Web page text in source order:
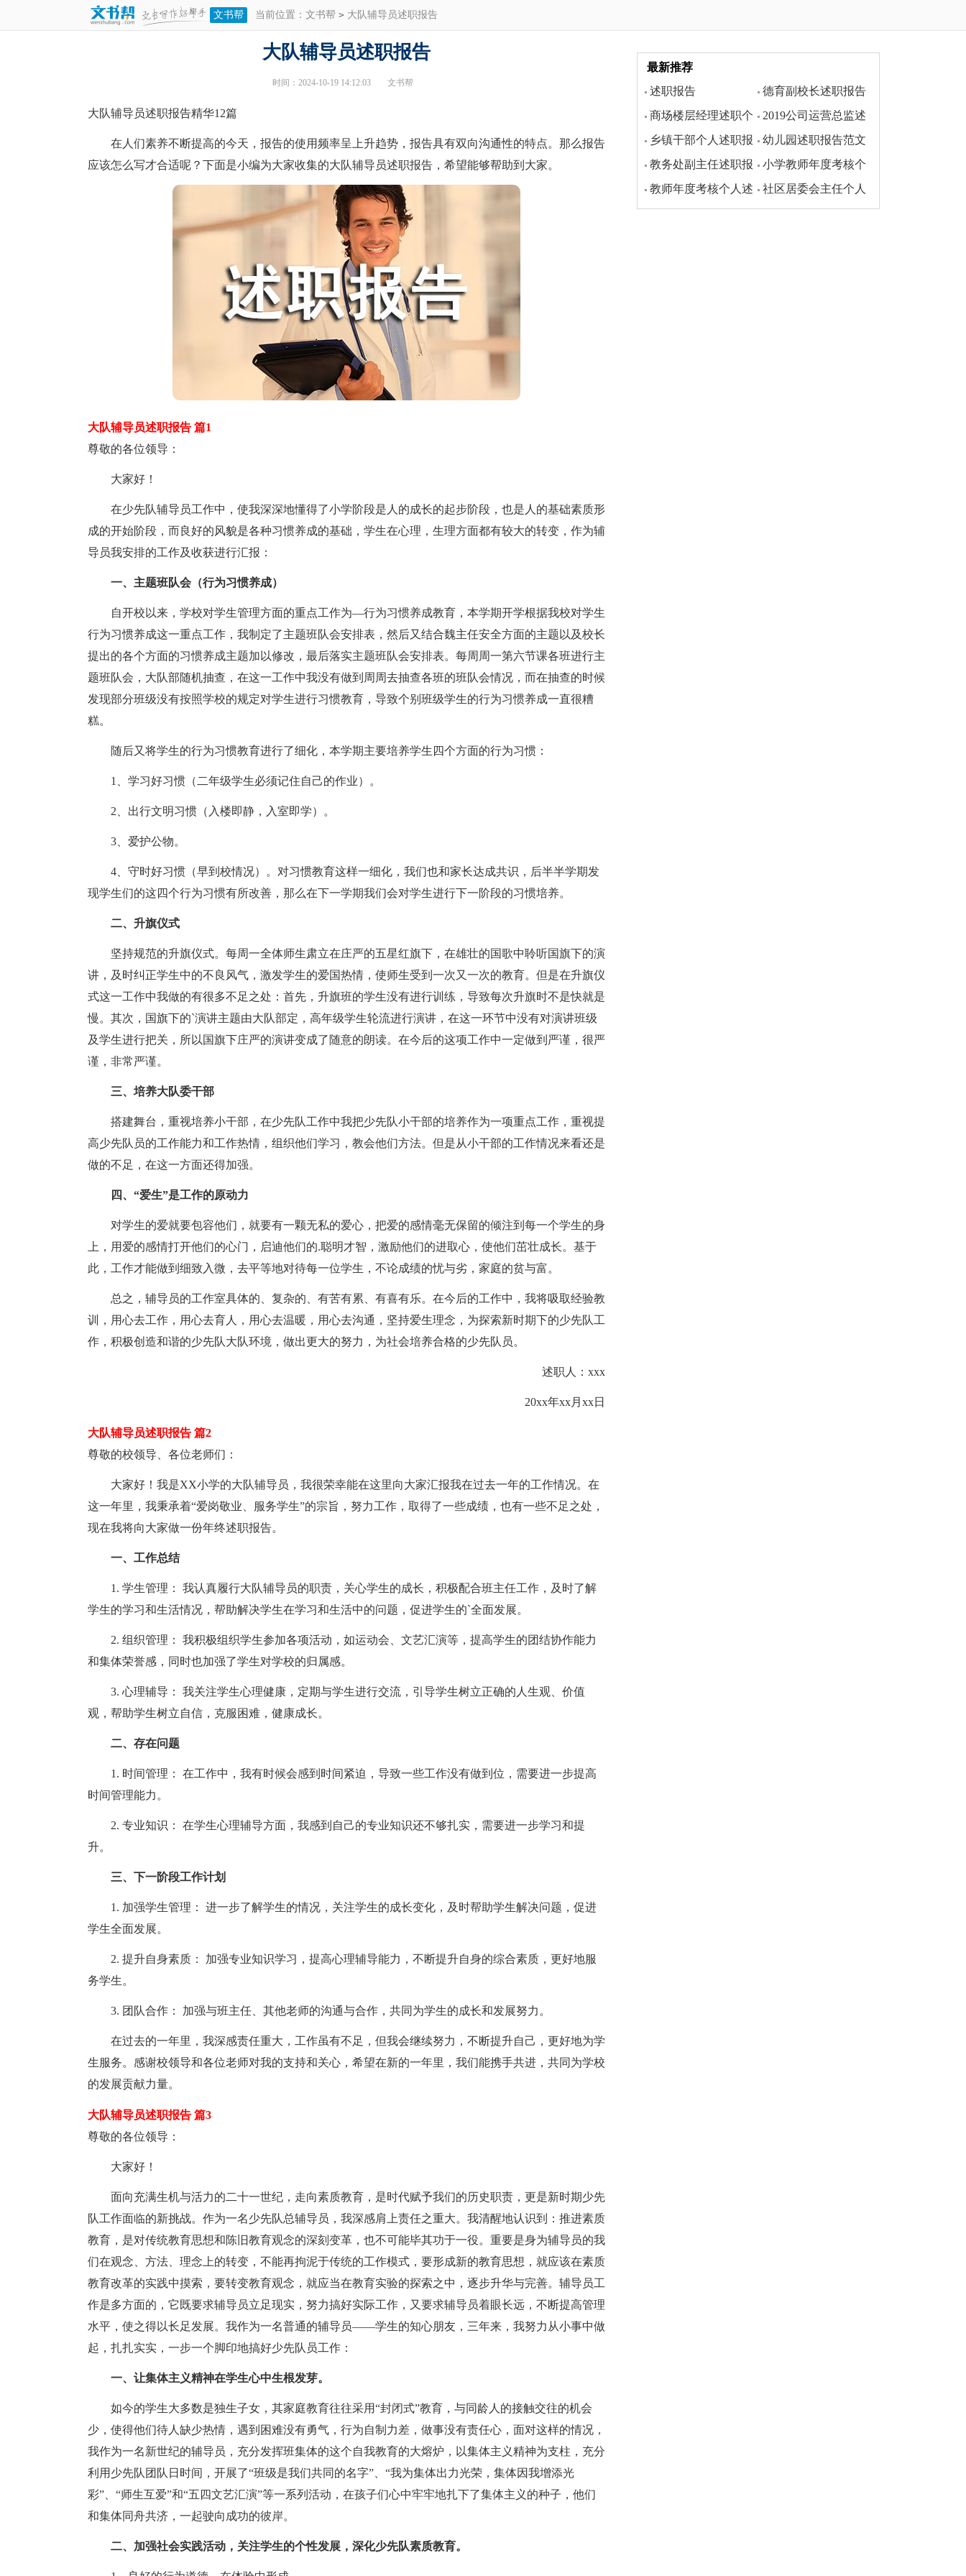
文书帮 当前位置： 文书帮 > 大队辅导员述职报告
大队辅导员述职报告
时间：2024-10-19 14:12:03 文书帮
大队辅导员述职报告精华12篇
在人们素养不断提高的今天，报告的使用频率呈上升趋势，报告具有双向沟通性的特点。那么报告
应该怎么写才合适呢？下面是小编为大家收集的大队辅导员述职报告，希望能够帮助到大家。
大队辅导员述职报告 篇1
尊敬的各位领导：
大家好！
在少先队辅导员工作中，使我深深地懂得了小学阶段是人的成长的起步阶段，也是人的基础素质形
成的开始阶段，而良好的风貌是各种习惯养成的基础，学生在心理，生理方面都有较大的转变，作为辅
导员我安排的工作及收获进行汇报：
一、主题班队会（行为习惯养成）
自开校以来，学校对学生管理方面的重点工作为—行为习惯养成教育，本学期开学根据我校对学生
行为习惯养成这一重点工作，我制定了主题班队会安排表，然后又结合魏主任安全方面的主题以及校长
提出的各个方面的习惯养成主题加以修改，最后落实主题班队会安排表。每周周一第六节课各班进行主
题班队会，大队部随机抽查，在这一工作中我没有做到周周去抽查各班的班队会情况，而在抽查的时候
发现部分班级没有按照学校的规定对学生进行习惯教育，导致个别班级学生的行为习惯养成一直很糟
糕。
随后又将学生的行为习惯教育进行了细化，本学期主要培养学生四个方面的行为习惯：
1、学习好习惯（二年级学生必须记住自己的作业）。
2、出行文明习惯（入楼即静，入室即学）。
3、爱护公物。
4、守时好习惯（早到校情况）。对习惯教育这样一细化，我们也和家长达成共识，后半半学期发
现学生们的这四个行为习惯有所改善，那么在下一学期我们会对学生进行下一阶段的习惯培养。
二、升旗仪式
坚持规范的升旗仪式。每周一全体师生肃立在庄严的五星红旗下，在雄壮的国歌中聆听国旗下的演
讲，及时纠正学生中的不良风气，激发学生的爱国热情，使师生受到一次又一次的教育。但是在升旗仪
式这一工作中我做的有很多不足之处：首先，升旗班的学生没有进行训练，导致每次升旗时不是快就是
慢。其次，国旗下的`演讲主题由大队部定，高年级学生轮流进行演讲，在这一环节中没有对演讲班级
及学生进行把关，所以国旗下庄严的演讲变成了随意的朗读。在今后的这项工作中一定做到严谨，很严
谨，非常严谨。
三、培养大队委干部
搭建舞台，重视培养小干部，在少先队工作中我把少先队小干部的培养作为一项重点工作，重视提
高少先队员的工作能力和工作热情，组织他们学习，教会他们方法。但是从小干部的工作情况来看还是
做的不足，在这一方面还得加强。
四、“爱生”是工作的原动力
对学生的爱就要包容他们，就要有一颗无私的爱心，把爱的感情毫无保留的倾注到每一个学生的身
上，用爱的感情打开他们的心门，启迪他们的.聪明才智，激励他们的进取心，使他们茁壮成长。基于
此，工作才能做到细致入微，去平等地对待每一位学生，不论成绩的忧与劣，家庭的贫与富。
总之，辅导员的工作室具体的、复杂的、有苦有累、有喜有乐。在今后的工作中，我将吸取经验教
训，用心去工作，用心去育人，用心去温暖，用心去沟通，坚持爱生理念，为探索新时期下的少先队工
作，积极创造和谐的少先队大队环境，做出更大的努力，为社会培养合格的少先队员。
述职人：xxx
20xx年xx月xx日
大队辅导员述职报告 篇2
尊敬的校领导、各位老师们：
大家好！我是XX小学的大队辅导员，我很荣幸能在这里向大家汇报我在过去一年的工作情况。在
这一年里，我秉承着“爱岗敬业、服务学生”的宗旨，努力工作，取得了一些成绩，也有一些不足之处，
现在我将向大家做一份年终述职报告。
一、工作总结
1. 学生管理： 我认真履行大队辅导员的职责，关心学生的成长，积极配合班主任工作，及时了解
学生的学习和生活情况，帮助解决学生在学习和生活中的问题，促进学生的`全面发展。
2. 组织管理： 我积极组织学生参加各项活动，如运动会、文艺汇演等，提高学生的团结协作能力
和集体荣誉感，同时也加强了学生对学校的归属感。
3. 心理辅导： 我关注学生心理健康，定期与学生进行交流，引导学生树立正确的人生观、价值
观，帮助学生树立自信，克服困难，健康成长。
二、存在问题
1. 时间管理： 在工作中，我有时候会感到时间紧迫，导致一些工作没有做到位，需要进一步提高
时间管理能力。
2. 专业知识： 在学生心理辅导方面，我感到自己的专业知识还不够扎实，需要进一步学习和提
升。
三、下一阶段工作计划
1. 加强学生管理： 进一步了解学生的情况，关注学生的成长变化，及时帮助学生解决问题，促进
学生全面发展。
2. 提升自身素质： 加强专业知识学习，提高心理辅导能力，不断提升自身的综合素质，更好地服
务学生。
3. 团队合作： 加强与班主任、其他老师的沟通与合作，共同为学生的成长和发展努力。
在过去的一年里，我深感责任重大，工作虽有不足，但我会继续努力，不断提升自己，更好地为学
生服务。感谢校领导和各位老师对我的支持和关心，希望在新的一年里，我们能携手共进，共同为学校
的发展贡献力量。
大队辅导员述职报告 篇3
尊敬的各位领导：
大家好！
面向充满生机与活力的二十一世纪，走向素质教育，是时代赋予我们的历史职责，更是新时期少先
队工作面临的新挑战。作为一名少先队总辅导员，我深感肩上责任之重大。我清醒地认识到：推进素质
教育，是对传统教育思想和陈旧教育观念的深刻变革，也不可能毕其功于一役。重要是身为辅导员的我
们在观念、方法、理念上的转变，不能再拘泥于传统的工作模式，要形成新的教育思想，就应该在素质
教育改革的实践中摸索，要转变教育观念，就应当在教育实验的探索之中，逐步升华与完善。辅导员工
作是多方面的，它既要求辅导员立足现实，努力搞好实际工作，又要求辅导员着眼长远，不断提高管理
水平，使之得以长足发展。我作为一名普通的辅导员——学生的知心朋友，三年来，我努力从小事中做
起，扎扎实实，一步一个脚印地搞好少先队员工作：
一、让集体主义精神在学生心中生根发芽。
如今的学生大多数是独生子女，其家庭教育往往采用“封闭式”教育，与同龄人的接触交往的机会
少，使得他们待人缺少热情，遇到困难没有勇气，行为自制力差，做事没有责任心，面对这样的情况，
我作为一名新世纪的辅导员，充分发挥班集体的这个自我教育的大熔炉，以集体主义精神为支柱，充分
利用少先队团队日时间，开展了“班级是我们共同的名字”、“我为集体出力光荣，集体因我增添光
彩”、“师生互爱”和“五四文艺汇演”等一系列活动，在孩子们心中牢牢地扎下了集体主义的种子，他们
和集体同舟共济，一起驶向成功的彼岸。
二、加强社会实践活动，关注学生的个性发展，深化少先队素质教育。
最新推荐
述职报告
德育副校长述职报告
商场楼层经理述职个
人报告
2019公司运营总监述
职报告
乡镇干部个人述职报
告
幼儿园述职报告范文
教务处副主任述职报
告
小学教师年度考核个
人述职报告
教师年度考核个人述 社区居委会主任个人